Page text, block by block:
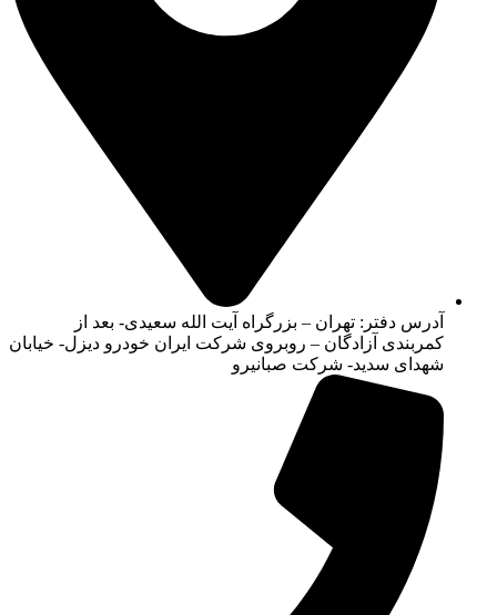
آدرس دفتر: تهران – بزرگراه آیت الله سعیدی- بعد از
کمربندی آزادگان – روبروی شرکت ایران خودرو دیزل- خیابان
شهدای سدید- شرکت صبانیرو